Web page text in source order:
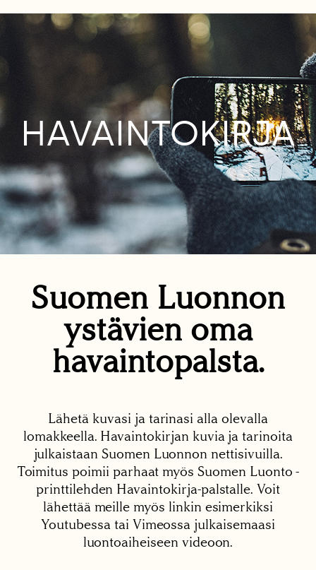
HAVAINTOKIRJA
Suomen Luonnon
ystävien oma
havaintopalsta.
Lähetä kuvasi ja tarinasi alla olevalla
lomakkeella. Havaintokirjan kuvia ja tarinoita
julkaistaan Suomen Luonnon nettisivuilla.
Toimitus poimii parhaat myös Suomen Luonto -
printtilehden Havaintokirja-palstalle. Voit
lähettää meille myös linkin esimerkiksi
Youtubessa tai Vimeossa julkaisemaasi
luontoaiheiseen videoon.